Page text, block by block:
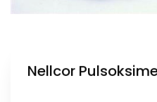
Nellcor